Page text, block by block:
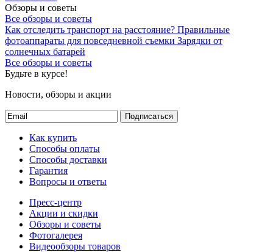
Обзоры и советы
Все обзоры и советы
Как отследить транспорт на расстояние? Правильные
фотоаппараты для повседневной съемки Зарядки от
солнечных батарей
Все обзоры и советы
Будьте в курсе!
Новости, обзоры и акции
Подписаться
Как купить
Способы оплаты
Способы доставки
Гарантия
Вопросы и ответы
Пресс-центр
Акции и скидки
Обзоры и советы
Фотогалерея
Видеообзоры товаров